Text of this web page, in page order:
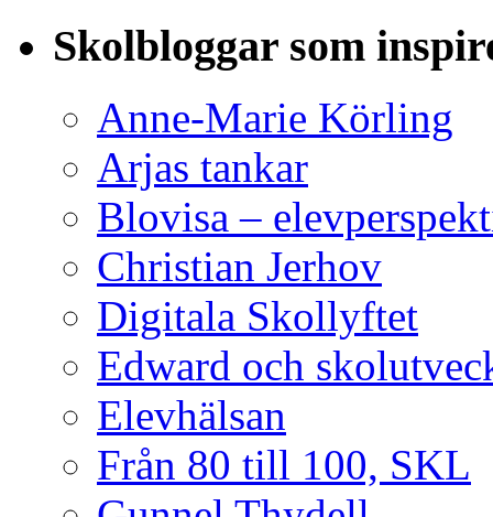
Skolbloggar som
Anne-Marie Körling
Arjas tankar
Blovisa –
Christian Jerhov
Digitala Skollyftet
Edward och
Elevhälsan
Från 80 till 100, SKL